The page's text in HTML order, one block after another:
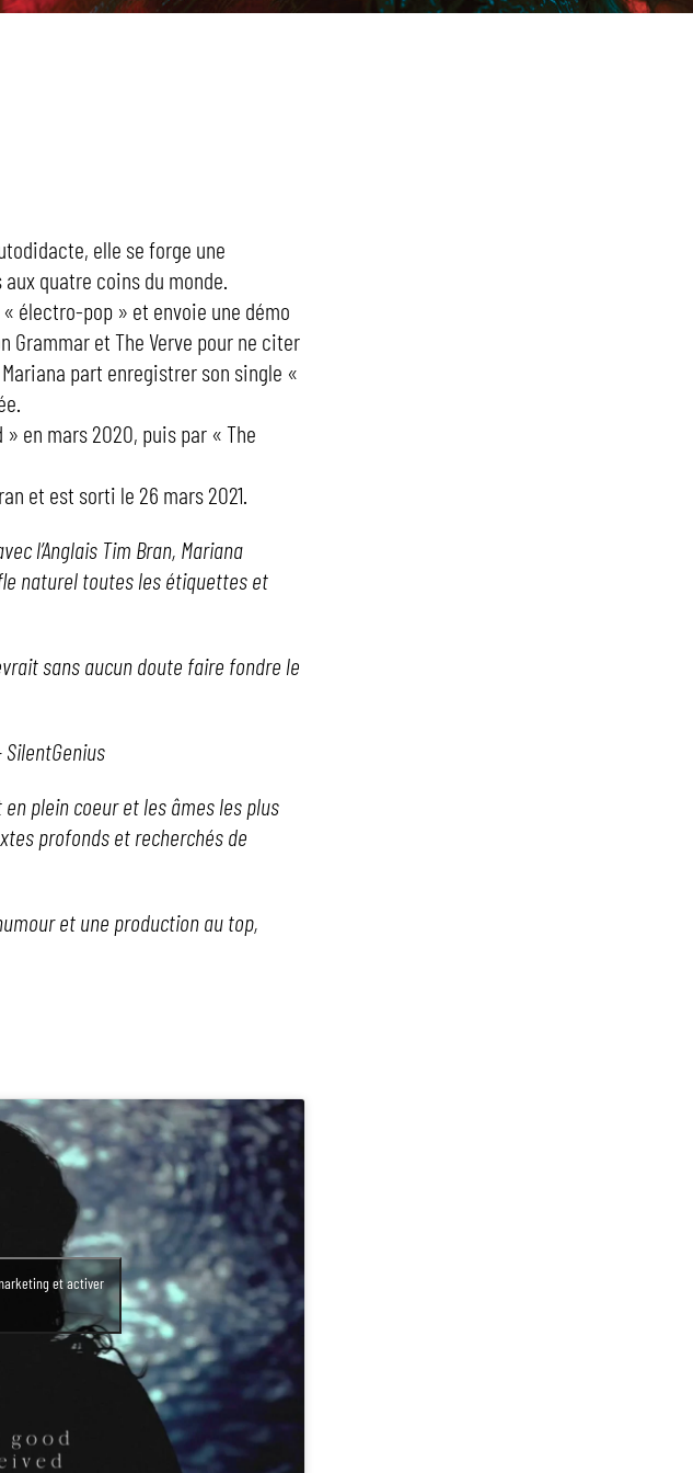
elle se forge une
quatre coins du monde.
électro-pop » et envoie une démo
Grammar et The Verve pour ne citer
part enregistrer son single «
en mars 2020, puis par « The
et est sorti le 26 mars 2021.
l’Anglais Tim Bran, Mariana
naturel toutes les étiquettes et
sans aucun doute faire fondre le
plein coeur et les âmes les plus
profonds et recherchés de
et une production au top,
et activer